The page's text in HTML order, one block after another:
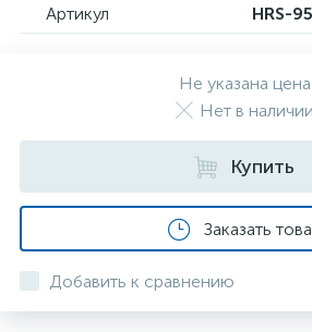
Артикул HRS-
Не указана цена
Нет в наличии
Купить
Заказать
Добавить к сравнению